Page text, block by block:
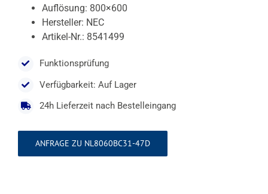
Auflösung: 800×600
Hersteller: NEC
Artikel-Nr.: 8541499
Funktionsprüfung
Verfügbarkeit: Auf Lager
24h Lieferzeit nach Bestelleingang
ANFRAGE ZU NL8060BC31-47D